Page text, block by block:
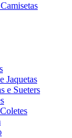
Jaquetas
e Sueters